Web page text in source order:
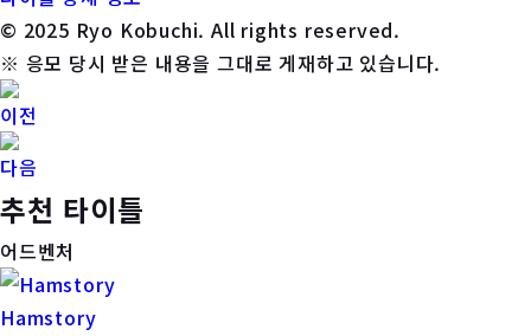
© 2025 Ryo Kobuchi. All rights reserved.
※ 응모 당시 받은 내용을 그대로 게재하고 있습니다.
이전
다음
추천 타이틀
어드벤처
Hamstory